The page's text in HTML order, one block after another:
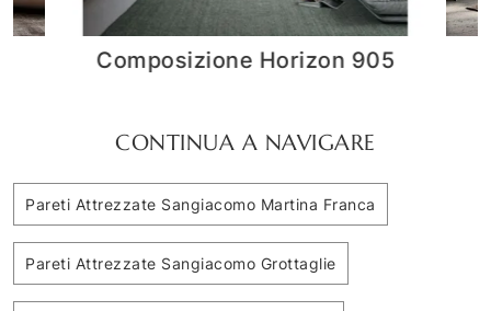
Lampo 033
CONTINUA A NAVIGARE
Pareti Attrezzate Sangiacomo Martina Franca
Pareti Attrezzate Sangiacomo Grottaglie